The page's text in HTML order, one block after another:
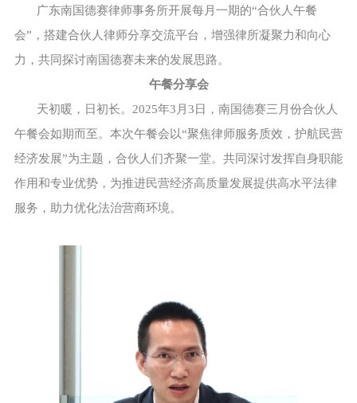
广东南国德赛律师事务所开展每月一期的“合伙人午餐
会”，搭建合伙人律师分享交流平台，增强律所凝聚力和向心
力，共同探讨南国德赛未来的发展思路。
午餐分享会
天初暖，日初长。2025年3月3日，南国德赛三月份合伙人
午餐会如期而至。本次午餐会以“聚焦律师服务质效，护航民营
经济发展”为主题，合伙人们齐聚一堂。共同深讨发挥自身职能
作用和专业优势，为推进民营经济高质量发展提供高水平法律
服务，助力优化法治营商环境。